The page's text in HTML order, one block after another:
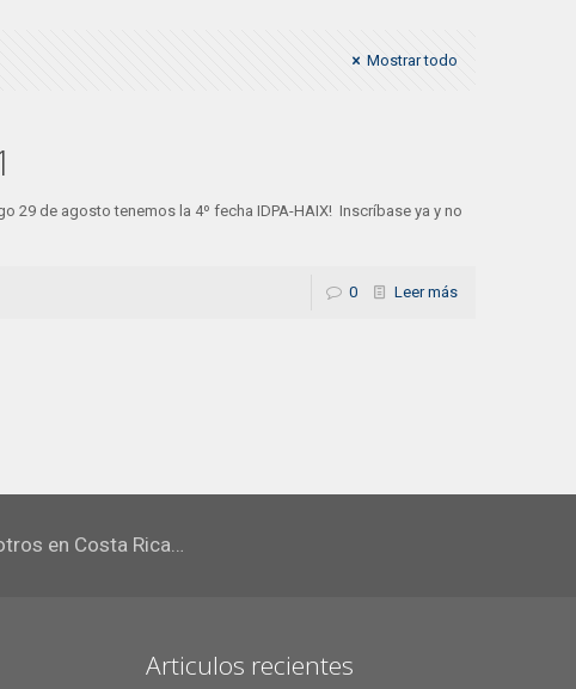
Mostrar todo
29 de agosto tenemos la 4º fecha IDPA-HAIX! Inscríbase ya y no
0 Leer más
en Costa Rica…
Articulos recientes